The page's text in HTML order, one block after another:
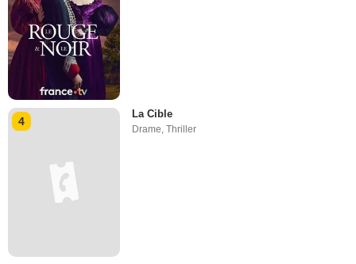
4
La Cible
Drame,Thriller